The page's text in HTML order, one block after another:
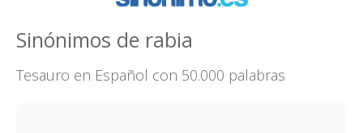
Sinónimos de rabia
Tesauro en Español con 50.000 palabras